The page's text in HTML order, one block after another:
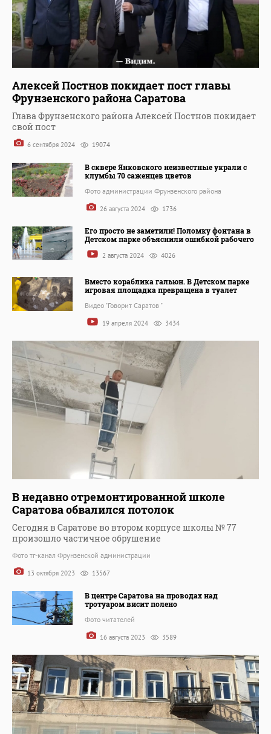
Алексей Постнов покидает пост главы
Фрунзенского района Саратова
Глава Фрунзенского района Алексей Постнов покидает
свой пост
6 сентября 2024 19074
В сквере Янковского неизвестные украли с
клумбы 70 саженцев цветов
Фото администрации Фрунзенского района
26 августа 2024 1736
Его просто не заметили! Поломку фонтана в
Детском парке объяснили ошибкой рабочего
2 августа 2024 4026
Вместо кораблика гальюн. В Детском парке
игровая площадка превращена в туалет
Видео "Говорит Саратов "
19 апреля 2024 3434
В недавно отремонтированной школе
Саратова обвалился потолок
Сегодня в Саратове во втором корпусе школы № 77
произошло частичное обрушение
Фото тг-канал Фрунзенской администрации
13 октября 2023 13567
В центре Саратова на проводах над
тротуаром висит полено
Фото читателей
16 августа 2023 3589